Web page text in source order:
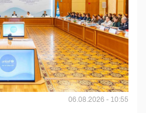
06.08.2026 - 10:55